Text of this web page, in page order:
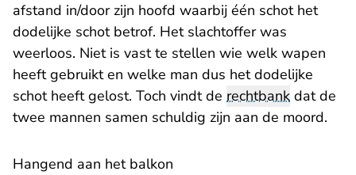
afstand in/door zijn hoofd waarbij één schot het
dodelijke schot betrof. Het slachtoffer was
weerloos. Niet is vast te stellen wie welk wapen
heeft gebruikt en welke man dus het dodelijke
schot heeft gelost. Toch vindt de rechtbank dat de
twee mannen samen schuldig zijn aan de moord.
Hangend aan het balkon